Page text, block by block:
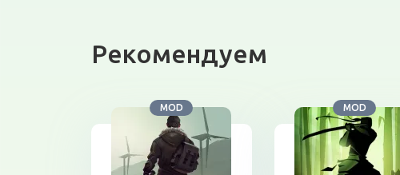
Рекомендуем
MOD MOD